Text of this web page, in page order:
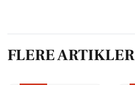
FLERE ARTIKLER